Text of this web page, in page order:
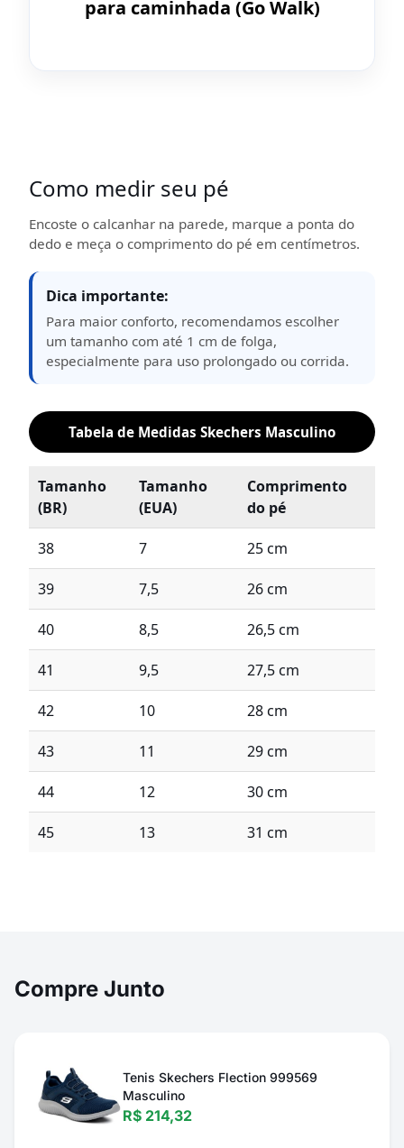
para caminhada (Go Walk)
Como medir seu pé
Encoste o calcanhar na parede, marque a ponta do
dedo e meça o comprimento do pé em centímetros.
Dica importante:
Para maior conforto, recomendamos escolher
um tamanho com até 1 cm de folga,
especialmente para uso prolongado ou corrida.
Tabela de Medidas Skechers Masculino
Tamanho
(BR)
Tamanho
(EUA)
Comprimento
do pé
38 7 25 cm
39 7,5 26 cm
40 8,5 26,5 cm
41 9,5 27,5 cm
42 10 28 cm
43 11 29 cm
44 12 30 cm
45 13 31 cm
Compre Junto
Tenis Skechers Flection 999569
Masculino
R$ 214,32